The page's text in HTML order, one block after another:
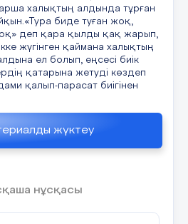
– дей отырып,
балалар осымен
арналған
елім, ұлы өлкем» атты
аяқталды.
жерге қой», — деп
Бала
таңдаған
және ары қарай
Бала
сөзді қайталап,
ішінен
сиыр,
10.20
дамыту
Тақырыбы:
«Біздің
саяхат
болмелерімен,
халықтың алдында тұрған
биде туған жоқ,
деп қара қылды қақ жарып,
жүгінген қаймана халықтың
ел болып, еңсесі биік
қатарына жетуді көздеп
қалып-парасат биігінен
жүктеу
нұсқасы